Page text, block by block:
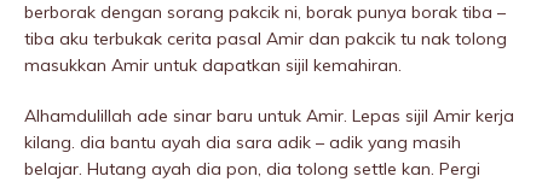
berborak dengan sorang pakcik ni, borak punya borak tiba –
tiba aku terbukak cerita pasal Amir dan pakcik tu nak tolong
masukkan Amir untuk dapatkan sijil kemahiran.
Alhamdulillah ade sinar baru untuk Amir. Lepas sijil Amir kerja
kilang. dia bantu ayah dia sara adik – adik yang masih
belajar. Hutang ayah dia pon, dia tolong settle kan. Pergi